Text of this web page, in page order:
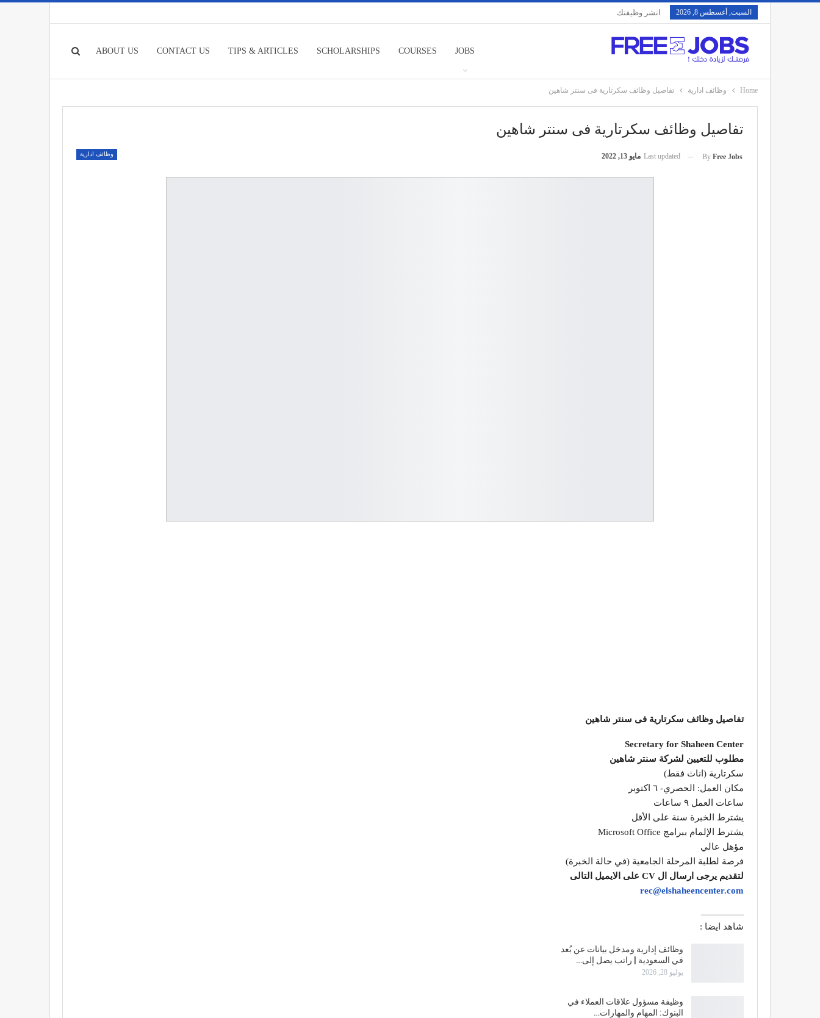
السبت, أغسطس 8, 2026 انشر وظيفتك
JOBS
COURSES
SCHOLARSHIPS
TIPS & ARTICLES
CONTACT US
ABOUT US
Home وظائف ادارية تفاصيل وظائف سكرتارية فى سنتر شاهين
تفاصيل وظائف سكرتارية فى سنتر شاهين
وظائف ادارية By Free Jobs
Last updated مايو 13, 2022
تفاصيل وظائف سكرتارية فى سنتر شاهين
Secretary for Shaheen Center
مطلوب للتعيين لشركة سنتر شاهين
سكرتارية (اناث فقط)
مكان العمل: الحصري- ٦ اكتوبر
ساعات العمل ٩ ساعات
يشترط الخبرة سنة على الأقل
يشترط الإلمام ببرامج Microsoft Office
مؤهل عالي
فرصة لطلبة المرحلة الجامعية (في حالة الخبرة)
لتقديم يرجى ارسال ال CV على الايميل التالى
rec@elshaheencenter.com
شاهد ايضا :
وظائف إدارية ومدخل بيانات عن بُعد
في السعودية | راتب يصل إلى…
يوليو 28, 2026
وظيفة مسؤول علاقات العملاء في
البنوك: المهام والمهارات…